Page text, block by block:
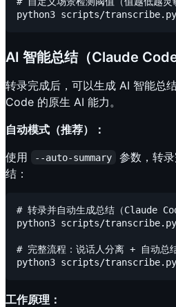
AI 智能总结（Claude Code
转录完成后，可以生成 AI 智能总
Code 的原生 AI 能力。
自动模式（推荐）：
使用
--auto-summary
参数，转
结：
# 转录并自动生成总结（Claude
python3 scripts/
# 完整流程：说话人分离 + 自动总
工作原理：